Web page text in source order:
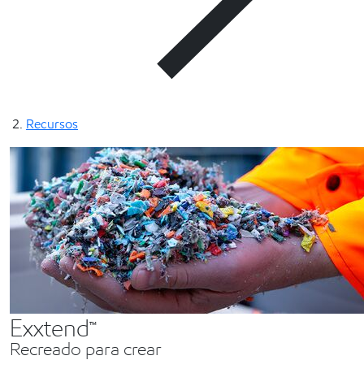
Recursos
Exxtend™
Recreado para crear